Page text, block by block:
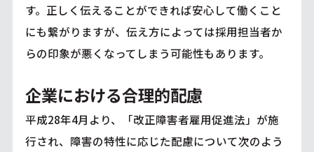
す。正しく伝えることができれば安心して働くこと
にも繋がりますが、伝え方によっては採用担当者か
らの印象が悪くなってしまう可能性もあります。
企業における合理的配慮
平成28年4月より、「改正障害者雇用促進法」が施
行され、障害の特性に応じた配慮について次のよう